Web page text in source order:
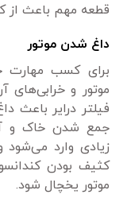
قطعه مهم باعث از
داغ شدن موتور
برای کسب مهارت
موتور و خرابی‌های
فیلتر درایر باعث
جمع شدن خاک و
زیادی وارد
کثیف بودن
موتور یخچال شود.